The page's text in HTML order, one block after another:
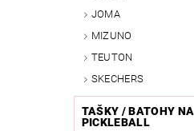
JOMA
MIZUNO
TEUTON
SKECHERS
TAŠKY / BATOHY NA
PICKLEBALL